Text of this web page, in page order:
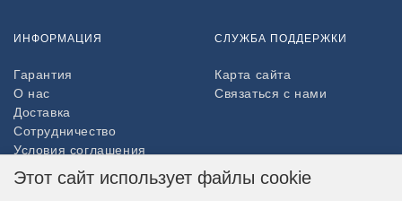
ИНФОРМАЦИЯ
Гарантия
О нас
Доставка
Сотрудничество
Условия соглашения
Возврат товара
СЛУЖБА ПОДДЕРЖКИ
Карта сайта
Связаться с нами
Этот сайт использует файлы cookie